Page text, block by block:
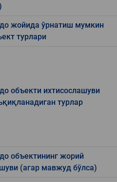
жойида ўрнатиш мумкин
турлари
объекти ихтисослашуви
турлар
объектининг жорий
(агар мавжуд бўлса)